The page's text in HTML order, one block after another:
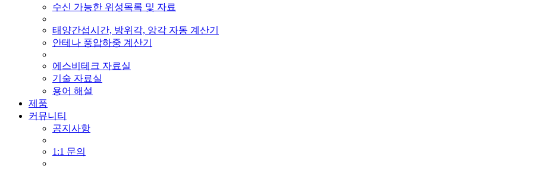
수신 가능한 위성목록 및 자료
태양간섭시간, 방위각, 앙각 자동 계산기
안테나 풍압하중 계산기
에스비테크 자료실
기술 자료실
용어 해설
제품
커뮤니티
공지사항
1:1 문의